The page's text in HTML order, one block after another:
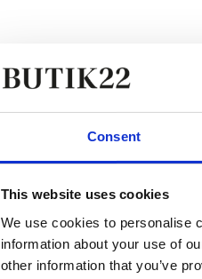
Consent
This website uses cookies
We use cookies to personalise
information about your use of
other information that you’ve